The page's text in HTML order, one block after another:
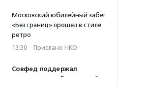
Московский юбилейный забег
«Без границ» прошел в стиле
ретро
13:30 · Прислано НКО
Совфед поддержал
инициативу о бесплатной